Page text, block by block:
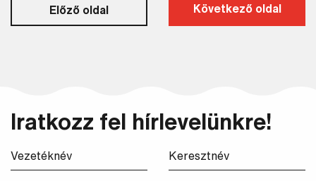
Előző oldal Következő oldal
Iratkozz fel hírlevelünkre!